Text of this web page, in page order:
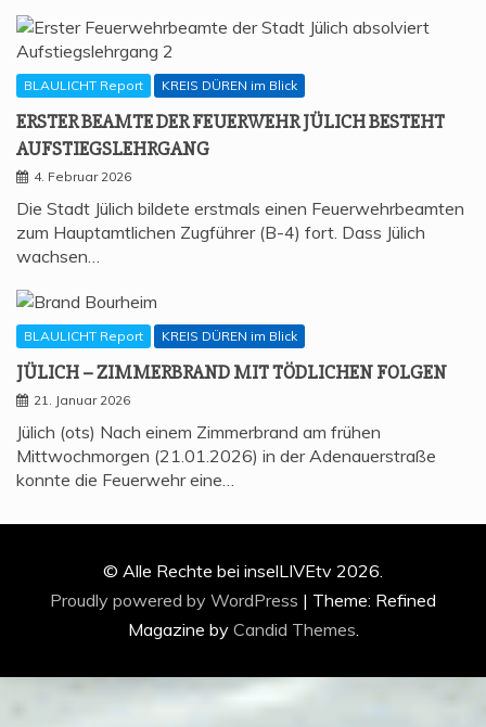
BLAULICHT Report KREIS DÜREN im Blick
ERS­TER BEAM­TE DER FEU­ER­WEHR JÜLICH BESTEHT
AUFSTIEGSLEHRGANG
4. Februar 2026
Die Stadt Jülich bildete erstmals einen Feuerwehrbeamten
zum Hauptamtlichen Zugführer (B-4) fort. Dass Jülich
wachsen…
BLAULICHT Report KREIS DÜREN im Blick
JÜLICH – ZIM­MER­BRAND MIT TÖD­LI­CHEN FOLGEN
21. Januar 2026
Jülich (ots) Nach einem Zimmerbrand am frühen
Mittwochmorgen (21.01.2026) in der Adenauerstraße
konnte die Feuerwehr eine…
© Alle Rechte bei inselLIVEtv 2026.
Proudly powered by WordPress | Theme: Refined
Magazine by Candid Themes.